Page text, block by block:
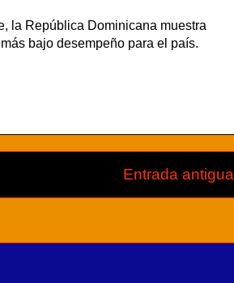
la República Dominicana muestra
bajo desempeño para el país.
Entrada antigua